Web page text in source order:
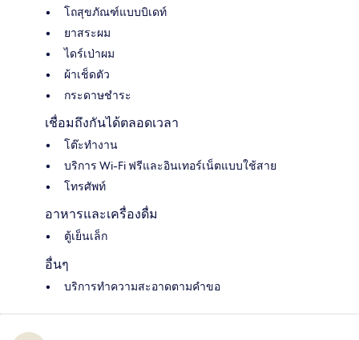
โถสุขภัณฑ์แบบบิเดท์
ยาสระผม
ไดร์เป่าผม
ผ้าเช็ดตัว
กระดาษชำระ
เชื่อมถึงกันได้ตลอดเวลา
โต๊ะทำงาน
บริการ Wi-Fi ฟรีและอินเทอร์เน็ตแบบใช้สาย
โทรศัพท์
อาหารและเครื่องดื่ม
ตู้เย็นเล็ก
อื่นๆ
บริการทำความสะอาดตามคำขอ